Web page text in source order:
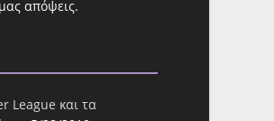
απόψεις.
League και τα